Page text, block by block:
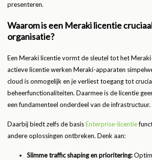
presenteren.
Waarom is een Meraki licentie
organisatie?
Een Meraki licentie vormt de sleutel tot het
actieve licentie werken Meraki-apparaten
cloud is onmogelijk en je verliest toegang tot
beheerfunctionaliteiten. Daarmee is de licentie
een fundamenteel onderdeel van de infrastructuur.
Daarbij biedt zelfs de basisEnterprise-licentie
andere oplossingen ontbreken. Denk aan:
Slimme traffic shaping en prioritering: